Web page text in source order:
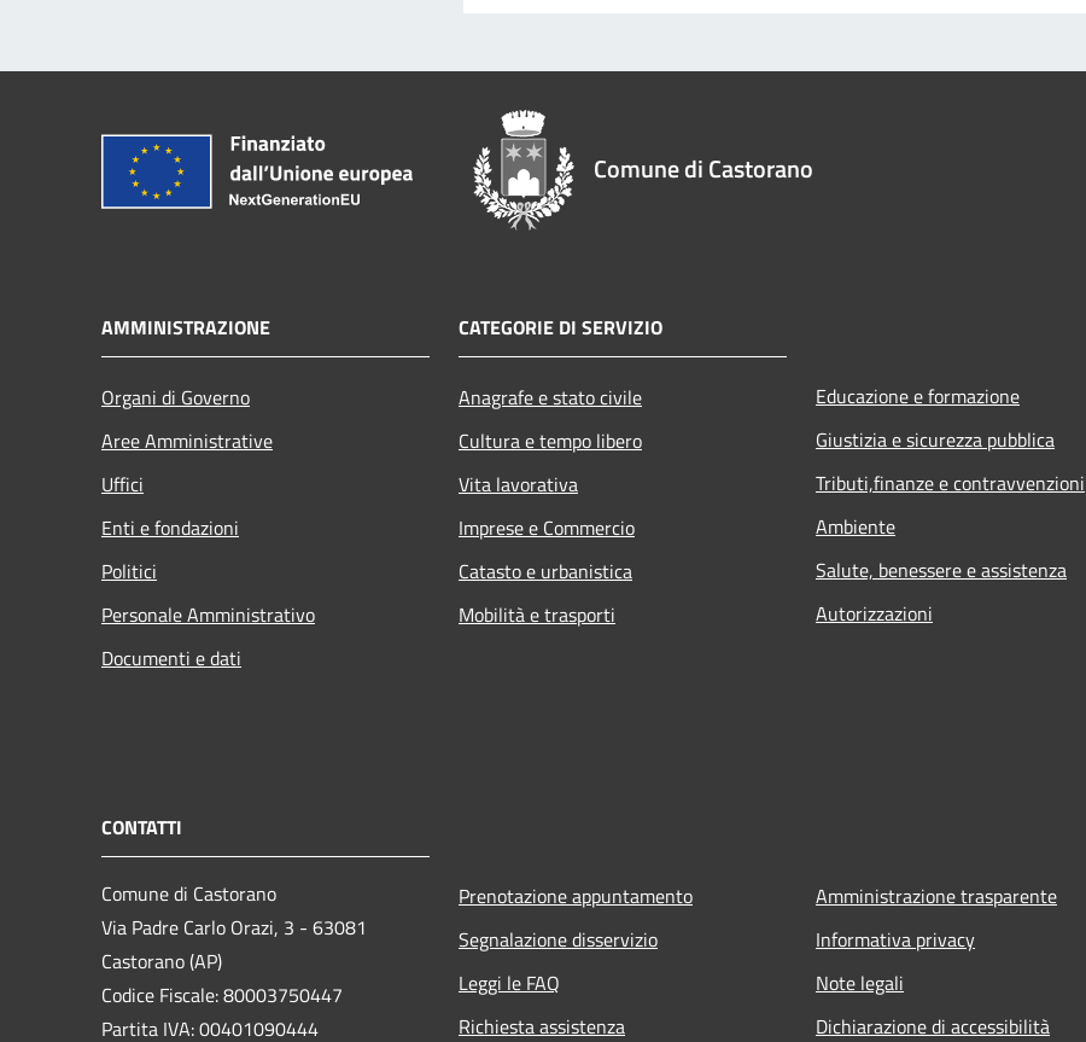
Comune di Castorano
AMMINISTRAZIONE
Organi di Governo
Aree Amministrative
Uffici
Enti e fondazioni
Politici
Personale Amministrativo
Documenti e dati
CATEGORIE DI SERVIZIO
Anagrafe e stato civile
Cultura e tempo libero
Vita lavorativa
Imprese e Commercio
Catasto e urbanistica
Mobilità e trasporti
Educazione e formazione
Giustizia e sicurezza pubblica
Tributi,finanze e contravvenzioni
Ambiente
Salute, benessere e assistenza
Autorizzazioni
CONTATTI
Comune di Castorano
Via Padre Carlo Orazi, 3 - 63081
Castorano (AP)
Codice Fiscale: 80003750447
Partita IVA: 00401090444
Prenotazione appuntamento
Segnalazione disservizio
Leggi le FAQ
Richiesta assistenza
Amministrazione trasparente
Informativa privacy
Note legali
Dichiarazione di accessibilità